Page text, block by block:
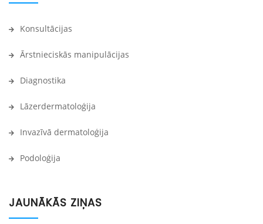
Konsultācijas
Ārstnieciskās manipulācijas
Diagnostika
Lāzerdermatoloģija
Invazīvā dermatoloģija
Podoloģija
JAUNĀKĀS ZIŅAS